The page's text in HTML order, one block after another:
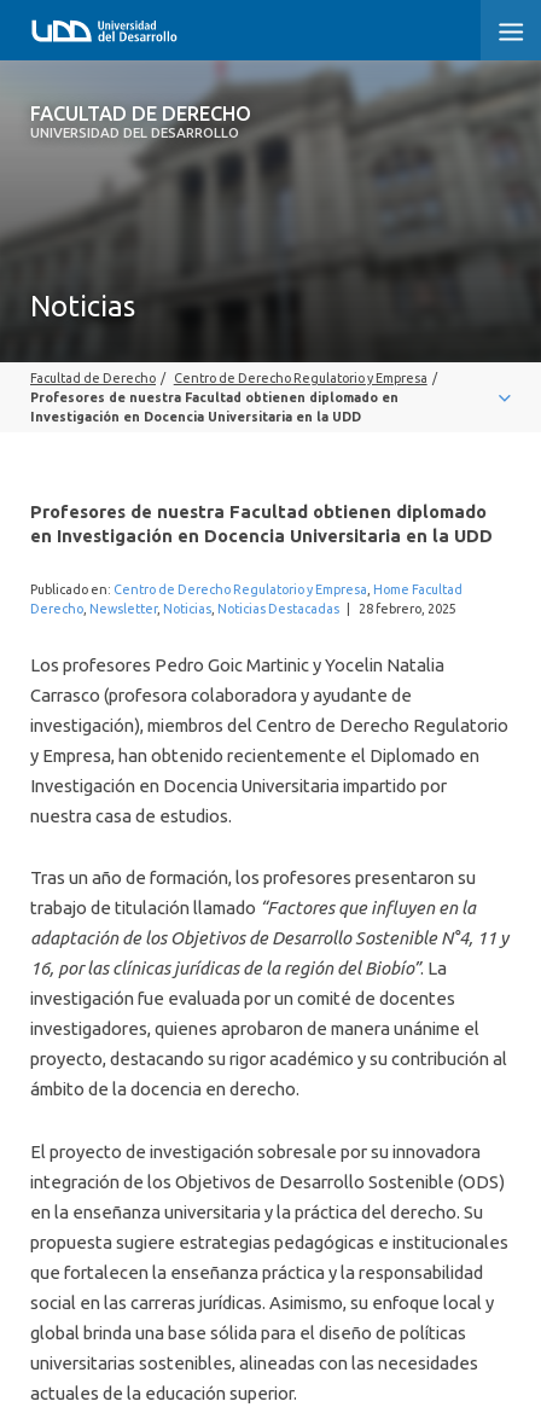
FACULTAD DE DERECHO
UNIVERSIDAD DEL DESARROLLO
FACULTAD DE DERECHO
SOBRE LA FACULTAD
PROFESORES
INTERNACIONAL
Noticias
Facultad de Derecho / Centro de Derecho Regulatorio y Empresa /
Profesores de nuestra Facultad obtienen diplomado en
Investigación en Docencia Universitaria en la UDD
Profesores de nuestra Facultad obtienen diplomado
en Investigación en Docencia Universitaria en la UDD
Publicado en: Centro de Derecho Regulatorio y Empresa Home Facultad
Derecho Newsletter, Noticias Noticias Destacadas 28 febrero, 2025
Los profesores Pedro Goic Martinic y Yocelin Natalia
Carrasco (profesora colaboradora y ayudante de
investigación), miembros del Centro de Derecho Regulatorio
y Empresa, han obtenido recientemente el Diplomado en
Investigación en Docencia Universitaria impartido por
nuestra casa de estudios.
Tras un año de formación, los profesores presentaron su
trabajo de titulación llamado “Factores que influyen en la
adaptación de los Objetivos de Desarrollo Sostenible N°4, 11 y
16, por las clínicas jurídicas de la región del Biobío”. La
investigación fue evaluada por un comité de docentes
investigadores, quienes aprobaron de manera unánime el
proyecto, destacando su rigor académico y su contribución al
ámbito de la docencia en derecho.
El proyecto de investigación sobresale por su innovadora
integración de los Objetivos de Desarrollo Sostenible (ODS)
en la enseñanza universitaria y la práctica del derecho. Su
propuesta sugiere estrategias pedagógicas e institucionales
que fortalecen la enseñanza práctica y la responsabilidad
social en las carreras jurídicas. Asimismo, su enfoque local y
global brinda una base sólida para el diseño de políticas
universitarias sostenibles, alineadas con las necesidades
actuales de la educación superior.